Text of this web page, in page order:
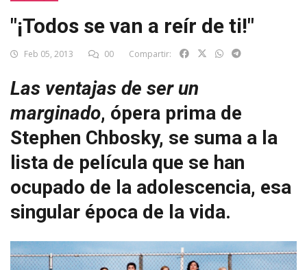
"¡Todos se van a reír de ti!"
Feb 05, 2013 00 Compartir:
Las ventajas de ser un
marginado, ópera prima de
Stephen Chbosky, se suma a la
lista de película que se han
ocupado de la adolescencia, esa
singular época de la vida.